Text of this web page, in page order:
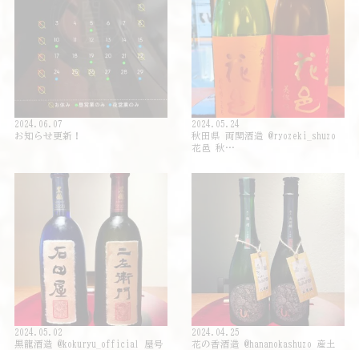
2024.06.07
お知らせ更新！
2024.05.24
秋田県 両関酒造 @ryozeki_shuzo
花邑 秋…
2024.05.02
黒龍酒造 @kokuryu_official 屋号
2024.04.25
花の香酒造 @hananokashuzo 産土